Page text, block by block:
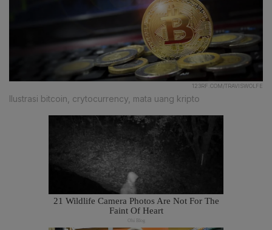
123RF.COM/TRAVISWOLFE
Ilustrasi bitcoin, crytocurrency, mata uang kripto